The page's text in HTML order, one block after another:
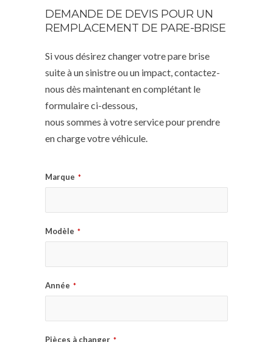
DEMANDE DE DEVIS POUR UN
REMPLACEMENT DE PARE-BRISE
Si vous désirez changer votre pare brise
suite à un sinistre ou un impact, contactez-
nous dès maintenant en complétant le
formulaire ci-dessous,
nous sommes à votre service pour prendre
en charge votre véhicule.
Marque *
Modèle *
Année *
Pièces à changer *